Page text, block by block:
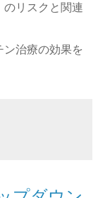
のリスクと関連
ン治療の効果を